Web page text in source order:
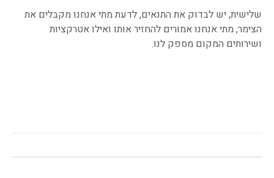
שלישית, יש לבדוק את התנאים, לדעת מתי אנחנו מקבלים את
הצימר, מתי אנחנו אמורים להחזיר אותו ואילו אטרקציות
ושירותים המקום מספק לנו.